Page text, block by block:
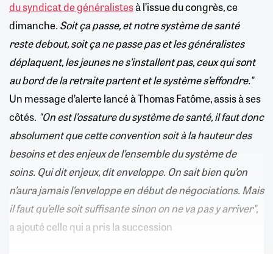
du syndicat de généralistesà l’issue du congrès, ce
dimanche. Soit ça passe, et notre système de santé
reste debout, soit ça ne passe pas et les généralistes
déplaquent, les jeunes ne s’installent pas, ceux qui sont
au bord de la retraite partent et le système s’effondre."
Un message d’alerte lancé à Thomas Fatôme, assis à ses
côtés. "On est l’ossature du système de santé, il faut donc
absolument que cette convention soit à la hauteur des
besoins et des enjeux de l’ensemble du système de
soins. Qui dit enjeux, dit enveloppe. On sait bien qu’on
n’aura jamais l’enveloppe en début de négociations. Mais
il faut qu’elle soit suffisante sinon on ne va pas y arriver",
a ajouté celle qui a pris la succession